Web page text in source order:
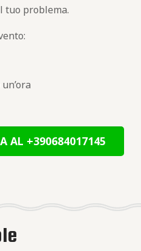
tuo problema.
AL +390684017145